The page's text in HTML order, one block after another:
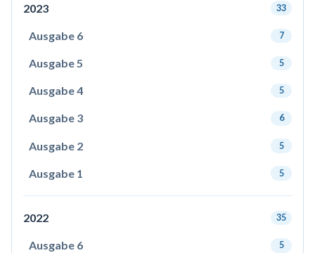
2023 33
Ausgabe 6 7
Ausgabe 5 5
Ausgabe 4 5
Ausgabe 3 6
Ausgabe 2 5
Ausgabe 1 5
2022 35
Ausgabe 6 5